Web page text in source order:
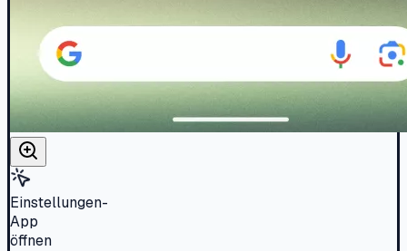
Einstellungen-
App
öffnen